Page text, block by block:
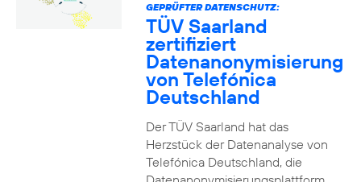
GEPRÜFTER DATENSCHUTZ:
TÜV Saarland
zertifiziert
Datenanonymisierung
von Telefónica
Deutschland
Der TÜV Saarland hat das
Herzstück der Datenanalyse von
Telefónica Deutschland, die